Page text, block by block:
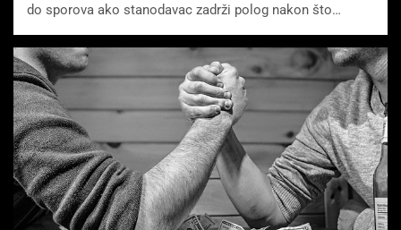
do sporova ako stanodavac zadrži polog nakon što…